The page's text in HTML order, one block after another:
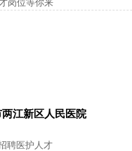
岗位等你来
江新区人民医院
聘医护人才